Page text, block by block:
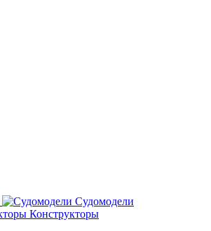
Судомодели
Конструкторы